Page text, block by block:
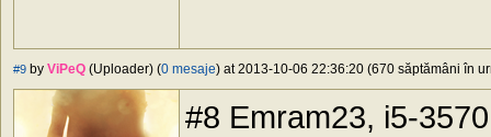
#9 by ViPeQ (Uploader) (0 mesaje) at 2013-10-06 22:36:20 (670 săptămâni în
#8 Emram23, i5-